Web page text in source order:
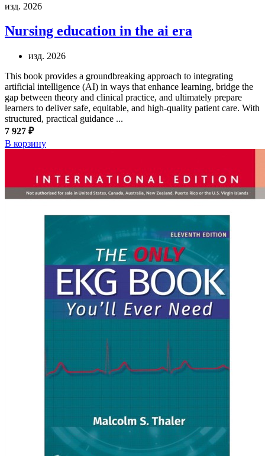
изд. 2026
Nursing education in the ai era
изд. 2026
This book provides a groundbreaking approach to integrating
artificial intelligence (AI) in ways that enhance learning, bridge the
gap between theory and clinical practice, and ultimately prepare
learners to deliver safe, equitable, and high-quality patient care. With
structured, practical guidance ...
7 927 ₽
В корзину